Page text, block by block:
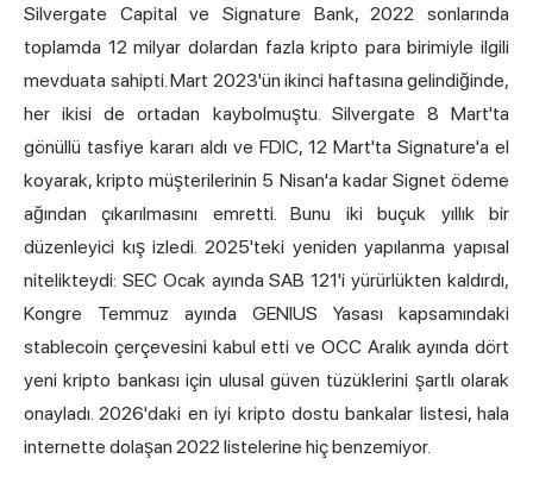
Silvergate Capital ve Signature Bank, 2022 sonlarında
toplamda 12 milyar dolardan fazla kripto para birimiyle ilgili
mevduata sahipti. Mart 2023'ün ikinci haftasına gelindiğinde,
her ikisi de ortadan kaybolmuştu. Silvergate 8 Mart'ta
gönüllü tasfiye kararı aldı ve FDIC, 12 Mart'ta Signature'a el
koyarak, kripto müşterilerinin 5 Nisan'a kadar Signet ödeme
ağından çıkarılmasını emretti. Bunu iki buçuk yıllık bir
düzenleyici kış izledi. 2025'teki yeniden yapılanma yapısal
nitelikteydi: SEC Ocak ayında SAB 121'i yürürlükten kaldırdı,
Kongre Temmuz ayında GENIUS Yasası kapsamındaki
stablecoin çerçevesini kabul etti ve OCC Aralık ayında dört
yeni kripto bankası için ulusal güven tüzüklerini şartlı olarak
onayladı. 2026'daki eniyi kripto dostu bankalar listesi, hala
internette dolaşan 2022 listelerine hiç benzemiyor.